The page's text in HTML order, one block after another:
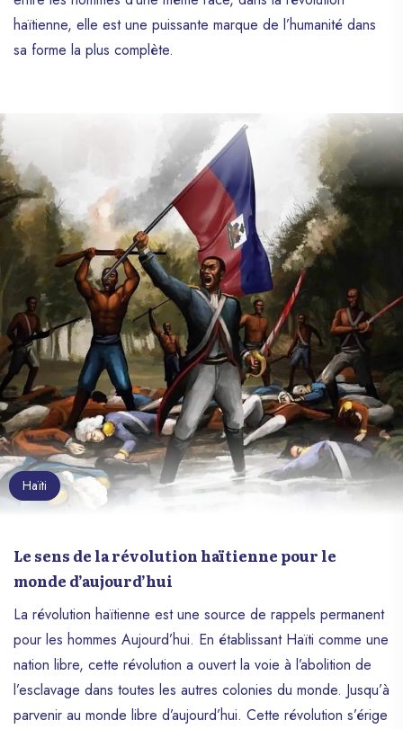
haïtienne, elle est une puissante marque de l’humanité dans
sa forme la plus complète.
Haïti
Le sens de la révolution haïtienne pour le
monde d’aujourd’hui
La révolution haïtienne est une source de rappels permanent
pour les hommes Aujourd’hui. En établissant Haïti comme une
nation libre, cette révolution a ouvert la voie à l’abolition de
l’esclavage dans toutes les autres colonies du monde. Jusqu’à
parvenir au monde libre d’aujourd’hui. Cette révolution s’érige